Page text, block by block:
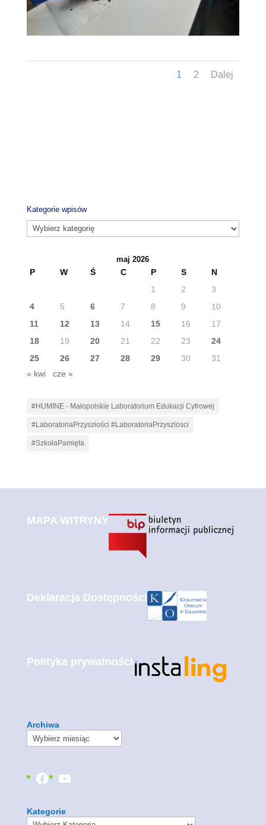
1 2 Dalej
Kategorie wpisów
Kategorie
wpisów
maj 2026
P W Ś C P S
N
1
2
3
4
5 6 7 8 9
10
11
12 13 14 15 16
17
18
19 20 21 22 23
24
25
26 27 28 29 30
31
« kwi
cze »
#HUMINE - Małopolskie Laboratorium Edukacji Cyfrowej
#LaboratoriaPrzyszłości #LaboratoriaPrzyszlosci
#SzkołaPamięta
MAPA WITRYNY
Deklaracja Dostępności
Polityka prywatności
Archiwa
Facebook
YouTube
Kategorie